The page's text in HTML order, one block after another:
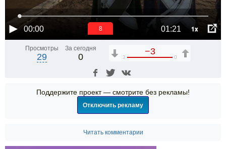
00:00 01:21 1x
7
Просмотры
29
За сегодня
0
−3
3 0
Поддержите проект — смотрите без рекламы!
Отключить рекламу
Читать комментарии